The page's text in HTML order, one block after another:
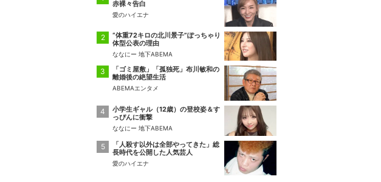
赤裸々告白
愛のハイエナ
“体重72キロの北川景子”ぽっちゃり
体型公表の理由
ななにー 地下ABEMA
「ゴミ屋敷」「孤独死」布川敏和の
離婚後の絶望生活
ABEMAエンタメ
小学生ギャル（12歳）の登校姿＆す
っぴんに衝撃
ななにー 地下ABEMA
「人殺す以外は全部やってきた」総
長時代を公開した人気芸人
愛のハイエナ